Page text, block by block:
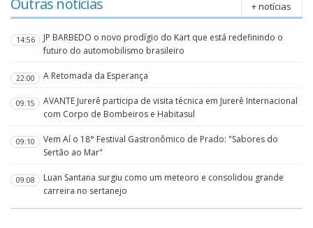
Outras notícias + notícias
14:56
JP BARBEDO o novo prodígio do Kart que está redefinindo o
futuro do automobilismo brasileiro
22:00 A Retomada da Esperança
09:15
AVANTE Jurerê participa de visita técnica em Jurerê Internacional
com Corpo de Bombeiros e Habitasul
09:10
Vem Aí o 18° Festival Gastronômico de Prado: "Sabores do
Sertão ao Mar"
09:08
Luan Santana surgiu como um meteoro e consolidou grande
carreira no sertanejo